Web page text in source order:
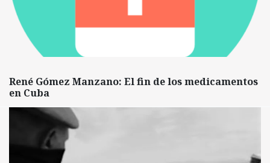
René Gómez Manzano: El fin de los medicamentos
en Cuba